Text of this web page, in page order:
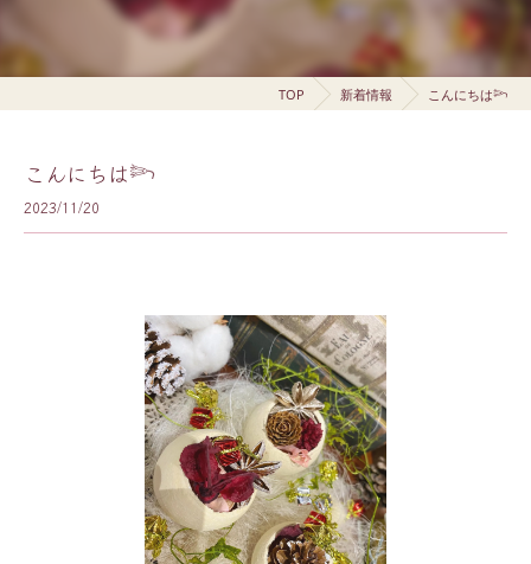
TOP 新着情報 こんにちは𓆸
こんにちは𓆸
2023/11/20